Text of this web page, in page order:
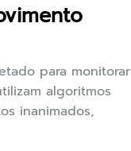
para monitorar
algoritmos
inanimados,